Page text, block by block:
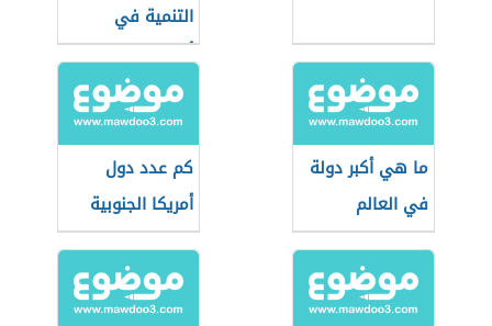
التنمية في
أوقيانوسيا
ما هي أكبر دولة
في العالم
كم عدد دول
أمريكا الجنوبية